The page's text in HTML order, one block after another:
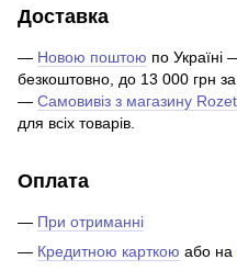
Доставка
— Новою поштою по
безкоштовно, до 13 000 грн
— Самовивіз з магазину
для всіх товарів.
Оплата
— При отриманні
— Кредитною карткою або на